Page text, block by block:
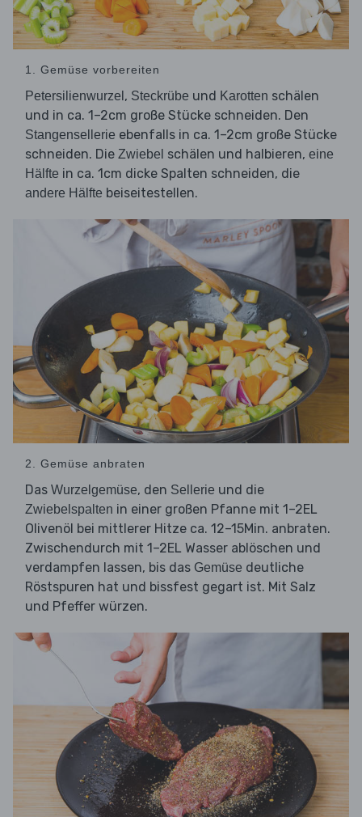
1. Gemüse vorbereiten
Petersilienwurzel , Steckrübe und Karotten schälen
und in ca. 1–2cm große Stücke schneiden. Den
Stangensellerie ebenfalls in ca. 1–2cm große Stücke
schneiden. Die Zwiebel schälen und halbieren, eine
Hälfte in ca. 1cm dicke Spalten schneiden, die
andere Hälfte beiseitestellen.
2. Gemüse anbraten
Das Wurzelgemüse, den Sellerie und die
Zwiebelspalten in einer großen Pfanne mit 1–2EL
Olivenöl bei mittlerer Hitze ca. 12–15Min. anbraten.
Zwischendurch mit 1–2EL Wasser ablöschen und
verdampfen lassen, bis das Gemüse deutliche
Röstspuren hat und bissfest gegart ist. Mit Salz
und Pfeffer würzen.